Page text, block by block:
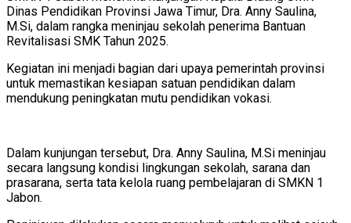
Dinas Pendidikan Provinsi Jawa Timur, Dra. Anny Saulina,
M.Si, dalam rangka meninjau sekolah penerima Bantuan
Revitalisasi SMK Tahun 2025.
Kegiatan ini menjadi bagian dari upaya pemerintah provinsi
untuk memastikan kesiapan satuan pendidikan dalam
mendukung peningkatan mutu pendidikan vokasi.
Dalam kunjungan tersebut, Dra. Anny Saulina, M.Si meninjau
secara langsung kondisi lingkungan sekolah, sarana dan
prasarana, serta tata kelola ruang pembelajaran di SMKN 1
Jabon.